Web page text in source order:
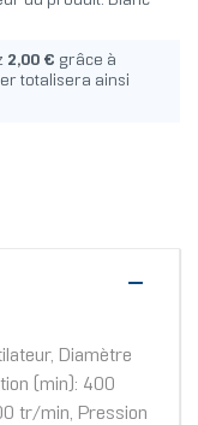
2,00 € grâce à
totalisera ainsi
Diamètre
(min): 400
tr/min, Pression